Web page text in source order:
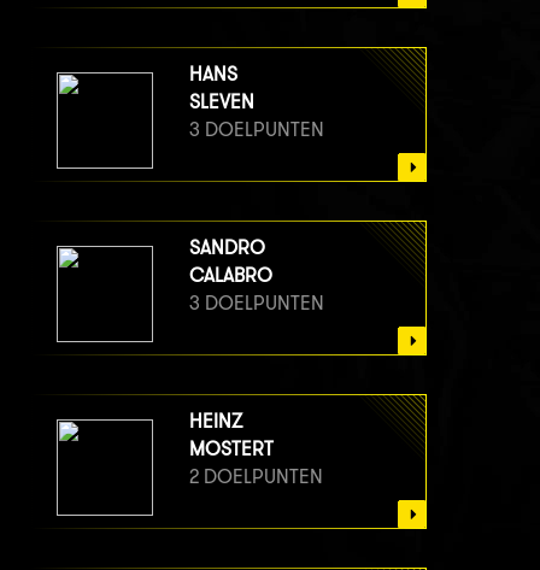
HANS
SLEVEN
3 DOELPUNTEN
SANDRO
CALABRO
3 DOELPUNTEN
HEINZ
MOSTERT
2 DOELPUNTEN